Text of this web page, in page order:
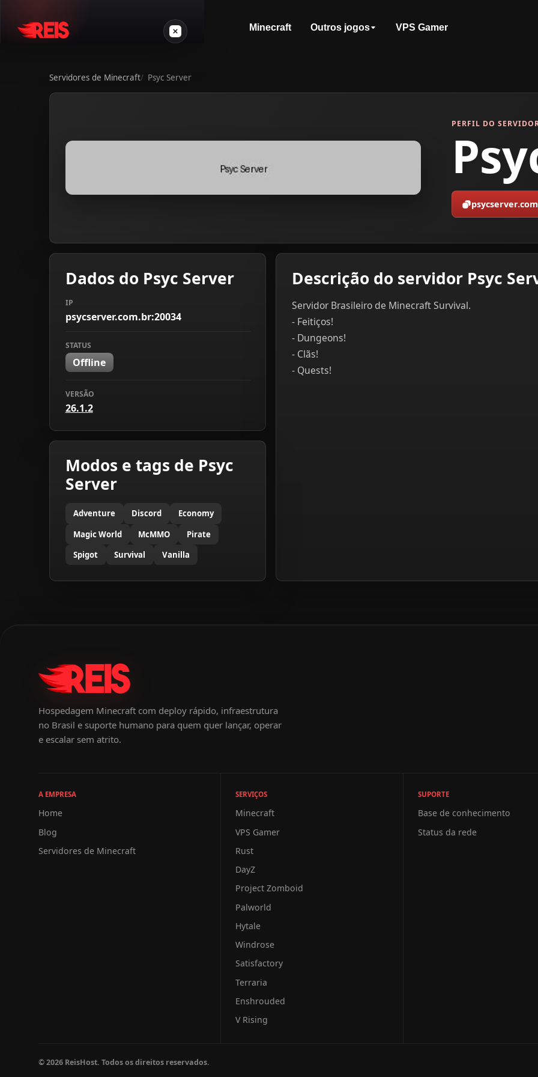
Minecraft Outros jogos VPS Gamer
Minecraft
Servidores de Minecraft Psyc Server
PERFIL DO
Dados do Psyc Server
IP
psycserver.com.br:20034
STATUS
Offline
VERSÃO
26.1.2
Descrição do servidor Psyc
Servidor Brasileiro de Minecraft Survival.
- Feitiços!
- Dungeons!
- Clãs!
- Quests!
Modos e tags de Psyc
Server
Adventure Discord
Economy
Magic World
McMMO
Pirate
Spigot
Survival Vanilla
Hospedagem Minecraft com deploy rápido, infraestrutura
no Brasil e suporte humano para quem quer lançar, operar
e escalar sem atrito.
A EMPRESA
Home
Blog
Servidores de Minecraft
SERVIÇOS
Minecraft
VPS Gamer
Rust
DayZ
Project Zomboid
Palworld
Hytale
Windrose
Satisfactory
Terraria
Enshrouded
V Rising
SUPORTE
Base de conhecimento
Status da rede
© 2026 ReisHost. Todos os direitos reservados.